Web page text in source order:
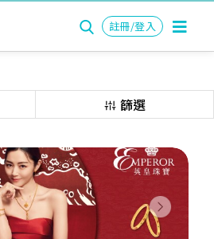
註冊/登入
篩選
Next